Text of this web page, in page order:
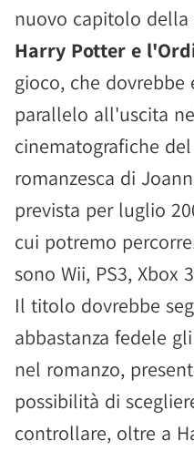
nuovo capitolo della
Harry Potter e
gioco, che dovrebbe
parallelo all'uscita
cinematografiche
romanzesca di
prevista per luglio
cui potremo
sono Wii, PS3, Xbox
Il titolo dovrebbe
abbastanza fedele
nel romanzo,
possibilità di
controllare, oltre a